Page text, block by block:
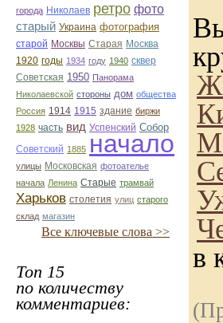
города Николаев ретро фото
старый Украина фотография
старой Москвы Старая Москва
1920 годы 1934 году 1940 сквер
Советская 1950 Панорама
Николаевской стороны дом общества
Россия 1914 1915 здание биржи
1928 часть вид Успенский Собор
Советский 1885 начало
улицы Московская фотоателье
начала Ленина Старые трамвай
Харьков столетия улиц старого
склад магазин
Все ключевые слова >>
Топ 15
по количеству
комментариев:
в